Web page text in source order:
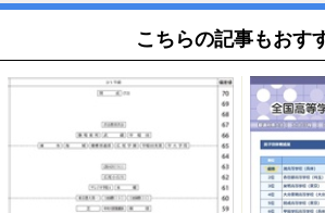
こちらの記事もおす